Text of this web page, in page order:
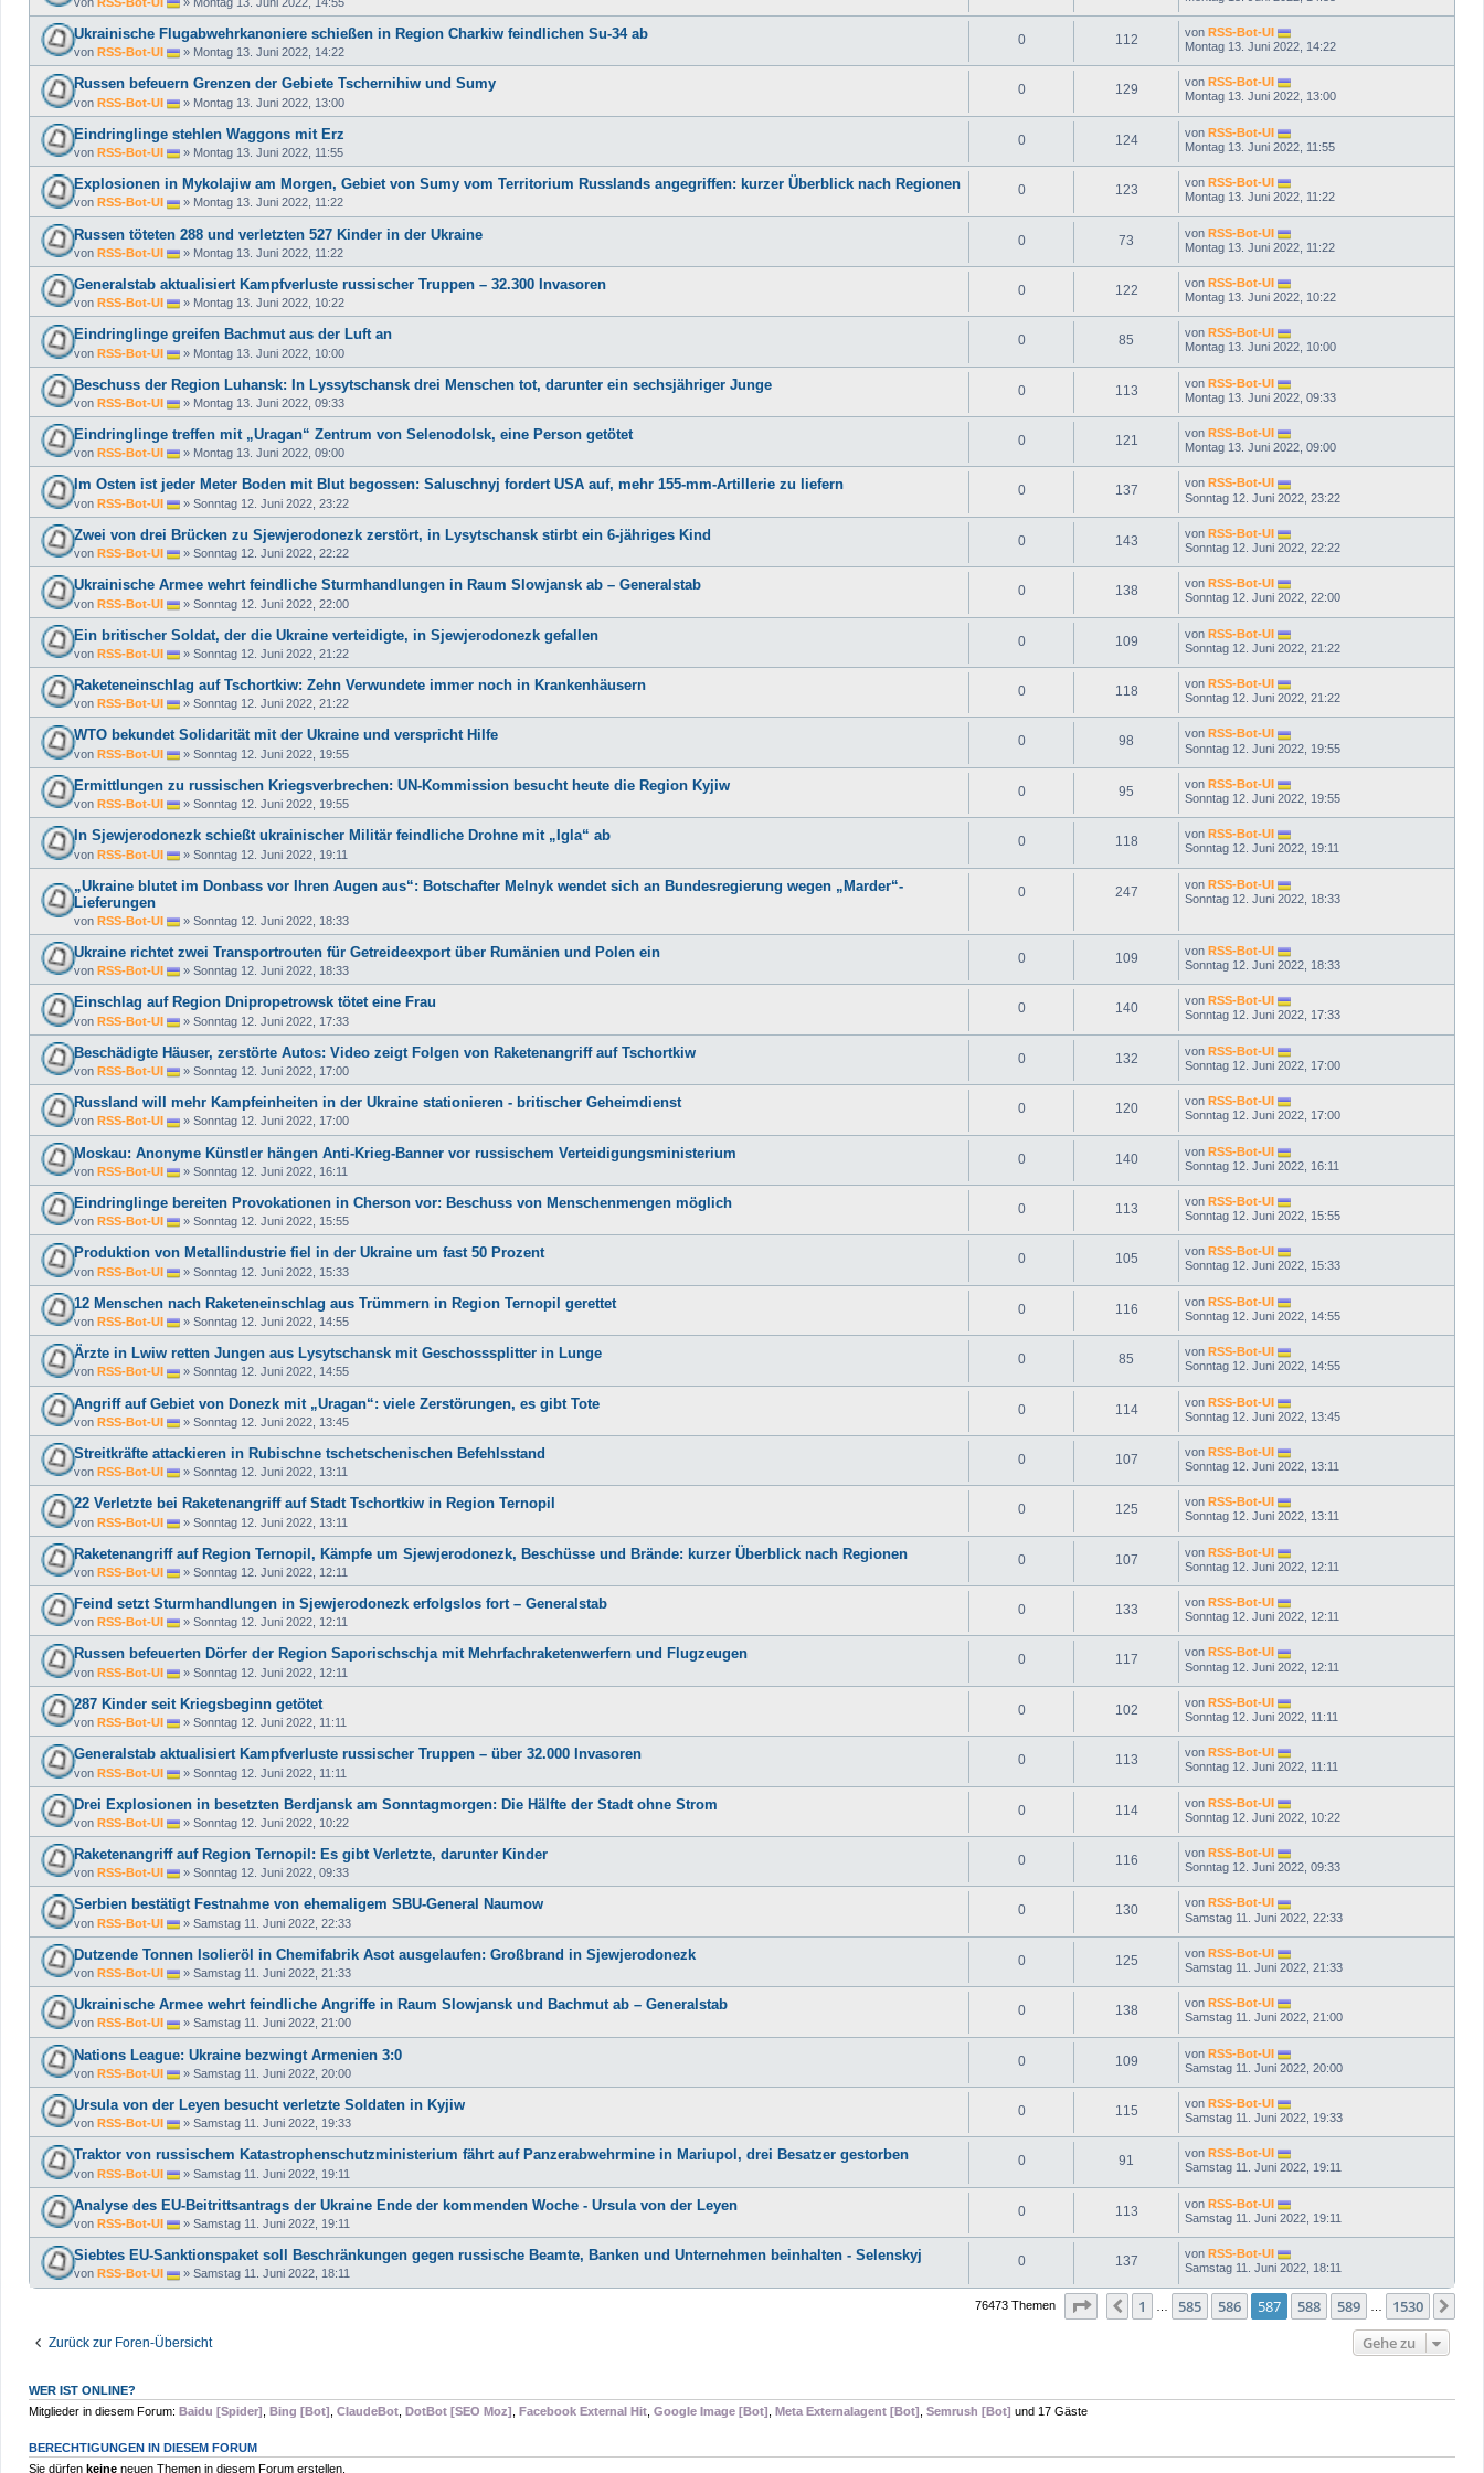
Ukrainische Flugabwehrkanoniere schießen in Region Charkiw feindlichen Su-34 ab
von RSS-Bot-UI » Montag 13. Juni 2022, 14:22
0 112 von RSS-Bot-UI
Montag 13. Juni 2022, 14:22
Russen befeuern Grenzen der Gebiete Tschernihiw und Sumy
von RSS-Bot-UI » Montag 13. Juni 2022, 13:00
0 129 von RSS-Bot-UI
Montag 13. Juni 2022, 13:00
Eindringlinge stehlen Waggons mit Erz
von RSS-Bot-UI » Montag 13. Juni 2022, 11:55
0 124 von RSS-Bot-UI
Montag 13. Juni 2022, 11:55
Explosionen in Mykolajiw am Morgen, Gebiet von Sumy vom Territorium Russlands angegriffen: kurzer Überblick nach Regionen
von RSS-Bot-UI » Montag 13. Juni 2022, 11:22
0 123 von RSS-Bot-UI
Montag 13. Juni 2022, 11:22
Russen töteten 288 und verletzten 527 Kinder in der Ukraine
von RSS-Bot-UI » Montag 13. Juni 2022, 11:22
0 73 von RSS-Bot-UI
Montag 13. Juni 2022, 11:22
Generalstab aktualisiert Kampfverluste russischer Truppen – 32.300 Invasoren
von RSS-Bot-UI » Montag 13. Juni 2022, 10:22
0 122 von RSS-Bot-UI
Montag 13. Juni 2022, 10:22
Eindringlinge greifen Bachmut aus der Luft an
von RSS-Bot-UI » Montag 13. Juni 2022, 10:00
0 85 von RSS-Bot-UI
Montag 13. Juni 2022, 10:00
Beschuss der Region Luhansk: In Lyssytschansk drei Menschen tot, darunter ein sechsjähriger Junge
von RSS-Bot-UI » Montag 13. Juni 2022, 09:33
0 113 von RSS-Bot-UI
Montag 13. Juni 2022, 09:33
Eindringlinge treffen mit „Uragan“ Zentrum von Selenodolsk, eine Person getötet
von RSS-Bot-UI » Montag 13. Juni 2022, 09:00
0 121 von RSS-Bot-UI
Montag 13. Juni 2022, 09:00
Im Osten ist jeder Meter Boden mit Blut begossen: Saluschnyj fordert USA auf, mehr 155-mm-Artillerie zu liefern
von RSS-Bot-UI » Sonntag 12. Juni 2022, 23:22
0 137 von RSS-Bot-UI
Sonntag 12. Juni 2022, 23:22
Zwei von drei Brücken zu Sjewjerodonezk zerstört, in Lysytschansk stirbt ein 6-jähriges Kind
von RSS-Bot-UI » Sonntag 12. Juni 2022, 22:22
0 143 von RSS-Bot-UI
Sonntag 12. Juni 2022, 22:22
Ukrainische Armee wehrt feindliche Sturmhandlungen in Raum Slowjansk ab – Generalstab
von RSS-Bot-UI » Sonntag 12. Juni 2022, 22:00
0 138 von RSS-Bot-UI
Sonntag 12. Juni 2022, 22:00
Ein britischer Soldat, der die Ukraine verteidigte, in Sjewjerodonezk gefallen
von RSS-Bot-UI » Sonntag 12. Juni 2022, 21:22
0 109 von RSS-Bot-UI
Sonntag 12. Juni 2022, 21:22
Raketeneinschlag auf Tschortkiw: Zehn Verwundete immer noch in Krankenhäusern
von RSS-Bot-UI » Sonntag 12. Juni 2022, 21:22
0 118 von RSS-Bot-UI
Sonntag 12. Juni 2022, 21:22
WTO bekundet Solidarität mit der Ukraine und verspricht Hilfe
von RSS-Bot-UI » Sonntag 12. Juni 2022, 19:55
0 98 von RSS-Bot-UI
Sonntag 12. Juni 2022, 19:55
Ermittlungen zu russischen Kriegsverbrechen: UN-Kommission besucht heute die Region Kyjiw
von RSS-Bot-UI » Sonntag 12. Juni 2022, 19:55
0 95 von RSS-Bot-UI
Sonntag 12. Juni 2022, 19:55
In Sjewjerodonezk schießt ukrainischer Militär feindliche Drohne mit „Igla“ ab
von RSS-Bot-UI » Sonntag 12. Juni 2022, 19:11
0 118 von RSS-Bot-UI
Sonntag 12. Juni 2022, 19:11
„Ukraine blutet im Donbass vor Ihren Augen aus“: Botschafter Melnyk wendet sich an Bundesregierung wegen „Marder“-
Lieferungen
von RSS-Bot-UI » Sonntag 12. Juni 2022, 18:33
0 247 von RSS-Bot-UI
Sonntag 12. Juni 2022, 18:33
Ukraine richtet zwei Transportrouten für Getreideexport über Rumänien und Polen ein
von RSS-Bot-UI » Sonntag 12. Juni 2022, 18:33
0 109 von RSS-Bot-UI
Sonntag 12. Juni 2022, 18:33
Einschlag auf Region Dnipropetrowsk tötet eine Frau
von RSS-Bot-UI » Sonntag 12. Juni 2022, 17:33
0 140 von RSS-Bot-UI
Sonntag 12. Juni 2022, 17:33
Beschädigte Häuser, zerstörte Autos: Video zeigt Folgen von Raketenangriff auf Tschortkiw
von RSS-Bot-UI » Sonntag 12. Juni 2022, 17:00
0 132 von RSS-Bot-UI
Sonntag 12. Juni 2022, 17:00
Russland will mehr Kampfeinheiten in der Ukraine stationieren - britischer Geheimdienst
von RSS-Bot-UI » Sonntag 12. Juni 2022, 17:00
0 120 von RSS-Bot-UI
Sonntag 12. Juni 2022, 17:00
Moskau: Anonyme Künstler hängen Anti-Krieg-Banner vor russischem Verteidigungsministerium
von RSS-Bot-UI » Sonntag 12. Juni 2022, 16:11
0 140 von RSS-Bot-UI
Sonntag 12. Juni 2022, 16:11
Eindringlinge bereiten Provokationen in Cherson vor: Beschuss von Menschenmengen möglich
von RSS-Bot-UI » Sonntag 12. Juni 2022, 15:55
0 113 von RSS-Bot-UI
Sonntag 12. Juni 2022, 15:55
Produktion von Metallindustrie fiel in der Ukraine um fast 50 Prozent
von RSS-Bot-UI » Sonntag 12. Juni 2022, 15:33
0 105 von RSS-Bot-UI
Sonntag 12. Juni 2022, 15:33
12 Menschen nach Raketeneinschlag aus Trümmern in Region Ternopil gerettet
von RSS-Bot-UI » Sonntag 12. Juni 2022, 14:55
0 116 von RSS-Bot-UI
Sonntag 12. Juni 2022, 14:55
Ärzte in Lwiw retten Jungen aus Lysytschansk mit Geschosssplitter in Lunge
von RSS-Bot-UI » Sonntag 12. Juni 2022, 14:55
0 85 von RSS-Bot-UI
Sonntag 12. Juni 2022, 14:55
Angriff auf Gebiet von Donezk mit „Uragan“: viele Zerstörungen, es gibt Tote
von RSS-Bot-UI » Sonntag 12. Juni 2022, 13:45
0 114 von RSS-Bot-UI
Sonntag 12. Juni 2022, 13:45
Streitkräfte attackieren in Rubischne tschetschenischen Befehlsstand
von RSS-Bot-UI » Sonntag 12. Juni 2022, 13:11
0 107 von RSS-Bot-UI
Sonntag 12. Juni 2022, 13:11
22 Verletzte bei Raketenangriff auf Stadt Tschortkiw in Region Ternopil
von RSS-Bot-UI » Sonntag 12. Juni 2022, 13:11
0 125 von RSS-Bot-UI
Sonntag 12. Juni 2022, 13:11
Raketenangriff auf Region Ternopil, Kämpfe um Sjewjerodonezk, Beschüsse und Brände: kurzer Überblick nach Regionen
von RSS-Bot-UI » Sonntag 12. Juni 2022, 12:11
0 107 von RSS-Bot-UI
Sonntag 12. Juni 2022, 12:11
Feind setzt Sturmhandlungen in Sjewjerodonezk erfolgslos fort – Generalstab
von RSS-Bot-UI » Sonntag 12. Juni 2022, 12:11
0 133 von RSS-Bot-UI
Sonntag 12. Juni 2022, 12:11
Russen befeuerten Dörfer der Region Saporischschja mit Mehrfachraketenwerfern und Flugzeugen
von RSS-Bot-UI » Sonntag 12. Juni 2022, 12:11
0 117 von RSS-Bot-UI
Sonntag 12. Juni 2022, 12:11
287 Kinder seit Kriegsbeginn getötet
von RSS-Bot-UI » Sonntag 12. Juni 2022, 11:11
0 102 von RSS-Bot-UI
Sonntag 12. Juni 2022, 11:11
Generalstab aktualisiert Kampfverluste russischer Truppen – über 32.000 Invasoren
von RSS-Bot-UI » Sonntag 12. Juni 2022, 11:11
0 113 von RSS-Bot-UI
Sonntag 12. Juni 2022, 11:11
Drei Explosionen in besetzten Berdjansk am Sonntagmorgen: Die Hälfte der Stadt ohne Strom
von RSS-Bot-UI » Sonntag 12. Juni 2022, 10:22
0 114 von RSS-Bot-UI
Sonntag 12. Juni 2022, 10:22
Raketenangriff auf Region Ternopil: Es gibt Verletzte, darunter Kinder
von RSS-Bot-UI » Sonntag 12. Juni 2022, 09:33
0 116 von RSS-Bot-UI
Sonntag 12. Juni 2022, 09:33
Serbien bestätigt Festnahme von ehemaligem SBU-General Naumow
von RSS-Bot-UI » Samstag 11. Juni 2022, 22:33
0 130 von RSS-Bot-UI
Samstag 11. Juni 2022, 22:33
Dutzende Tonnen Isolieröl in Chemifabrik Asot ausgelaufen: Großbrand in Sjewjerodonezk
von RSS-Bot-UI » Samstag 11. Juni 2022, 21:33
0 125 von RSS-Bot-UI
Samstag 11. Juni 2022, 21:33
Ukrainische Armee wehrt feindliche Angriffe in Raum Slowjansk und Bachmut ab – Generalstab
von RSS-Bot-UI » Samstag 11. Juni 2022, 21:00
0 138 von RSS-Bot-UI
Samstag 11. Juni 2022, 21:00
Nations League: Ukraine bezwingt Armenien 3:0
von RSS-Bot-UI » Samstag 11. Juni 2022, 20:00
0 109 von RSS-Bot-UI
Samstag 11. Juni 2022, 20:00
Ursula von der Leyen besucht verletzte Soldaten in Kyjiw
von RSS-Bot-UI » Samstag 11. Juni 2022, 19:33
0 115 von RSS-Bot-UI
Samstag 11. Juni 2022, 19:33
Traktor von russischem Katastrophenschutzministerium fährt auf Panzerabwehrmine in Mariupol, drei Besatzer gestorben
von RSS-Bot-UI » Samstag 11. Juni 2022, 19:11
0 91 von RSS-Bot-UI
Samstag 11. Juni 2022, 19:11
Analyse des EU-Beitrittsantrags der Ukraine Ende der kommenden Woche - Ursula von der Leyen
von RSS-Bot-UI » Samstag 11. Juni 2022, 19:11
0 113 von RSS-Bot-UI
Samstag 11. Juni 2022, 19:11
Siebtes EU-Sanktionspaket soll Beschränkungen gegen russische Beamte, Banken und Unternehmen beinhalten - Selenskyj
von RSS-Bot-UI » Samstag 11. Juni 2022, 18:11
0 137 von RSS-Bot-UI
Samstag 11. Juni 2022, 18:11
76473 Themen Seite 587 von1530
Vorherige
1 585 586 587 588 589 1530
Zurück zur Foren-Übersicht Gehe zu
WER IST ONLINE?
Mitglieder in diesem Forum: Baidu [Spider] Bing [Bot] ClaudeBot DotBot [SEO Moz] Facebook External Hit Google Image [Bot] Meta Externalagent [Bot] Semrush [Bot] und 17 Gäste
BERECHTIGUNGEN IN DIESEM FORUM
Sie dürfen keine neuen Themen in diesem Forum erstellen.